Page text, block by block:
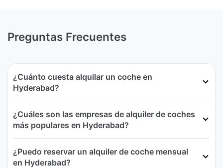
Preguntas Frecuentes
¿Cuánto cuesta alquilar un coche en
Hyderabad?
¿Cuáles son las empresas de alquiler de coches
más populares en Hyderabad?
¿Puedo reservar un alquiler de coche mensual
en Hyderabad?